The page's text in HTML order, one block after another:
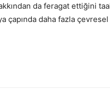
da feragat ettiğini
çapında daha fazla çevresel